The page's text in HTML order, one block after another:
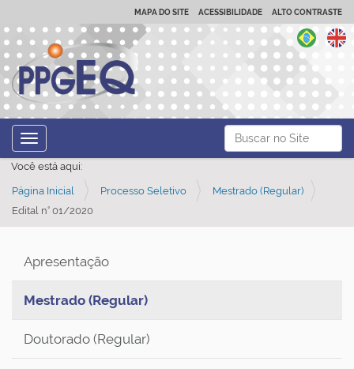
Busca
Busca Avançada…
MAPA DO SITE ACESSIBILIDADE ALTO CONTRASTE
Toggle navigation
Você está aqui:
Página Inicial Processo Seletivo
Mestrado (Regular)
Edital n° 01/2020
Apresentação
Mestrado (Regular)
Doutorado (Regular)